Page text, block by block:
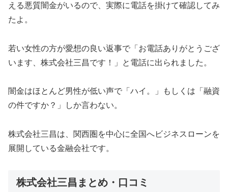
える悪質闇金がいるので、実際に電話を掛けて確認してみ
たよ。
若い女性の方が愛想の良い返事で「お電話ありがとうござ
います、株式会社三昌です！」と電話に出られました。
闇金はほとんど男性が低い声で「ハイ。」もしくは「融資
の件ですか？」しか言わない。
株式会社三昌は、関西圏を中心に全国へビジネスローンを
展開している金融会社です。
株式会社三昌まとめ・口コミ